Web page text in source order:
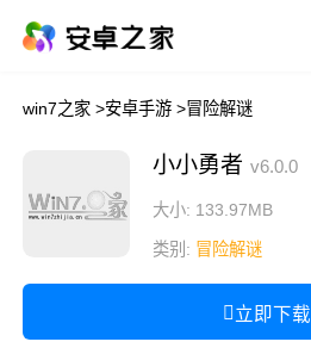
win7之家 >安卓手游 >冒险解谜
小小勇者 v6.0.0
大小: 133.97MB
类别: 冒险解谜
立即下载